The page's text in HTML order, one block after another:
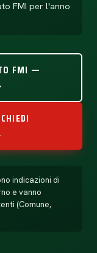
FMI per l'anno
FMI —
indicazioni di
e vanno
(Comune,